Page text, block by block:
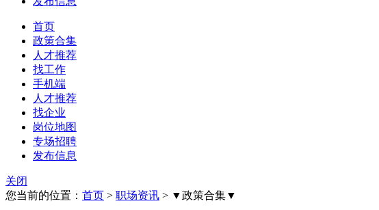
首页
政策合集
人才推荐
找工作
手机端
人才推荐
找企业
岗位地图
专场招聘
发布信息
关闭
您当前的位置： 首页 > 职场资讯 > ▼政策合集▼